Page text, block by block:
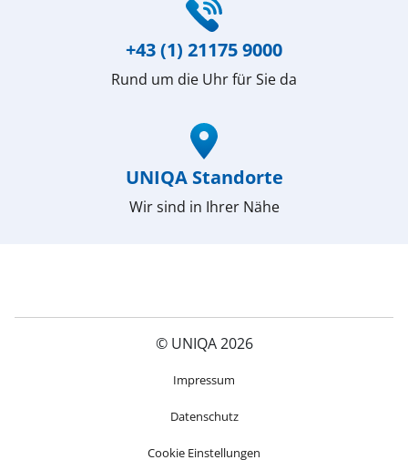
+43 (1) 21175 9000
Rund um die Uhr für Sie da
UNIQA Standorte
Wir sind in Ihrer Nähe
© UNIQA 2026
Impressum
Datenschutz
Cookie Einstellungen